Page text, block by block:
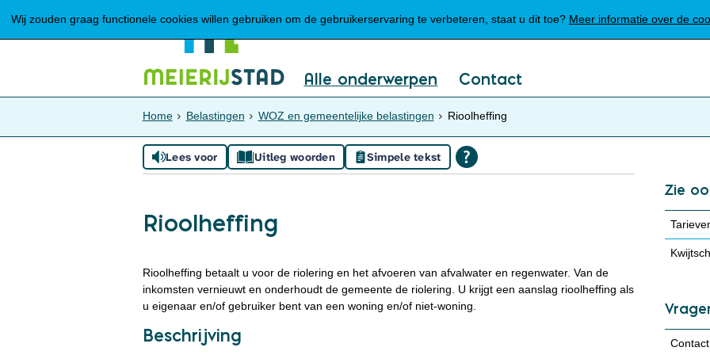
Wij zouden graag functionele cookies willen gebruiken om de gebruikerservaring te verbeteren, staat u dit toe? Meer informatie over de
Mijn Meierijstad
Alle onderwerpen Contact
Home Belastingen WOZ en gemeentelijke belastingen Rioolheffing
Lees voor Uitleg woorden Simpele tekst
Rioolheffing
Rioolheffing betaalt u voor de riolering en het afvoeren van afvalwater en regenwater. Van de
inkomsten vernieuwt en onderhoudt de gemeente de riolering. U krijgt een aanslag rioolheffing als
u eigenaar en/of gebruiker bent van een woning en/of niet-woning.
Beschrijving
Zie